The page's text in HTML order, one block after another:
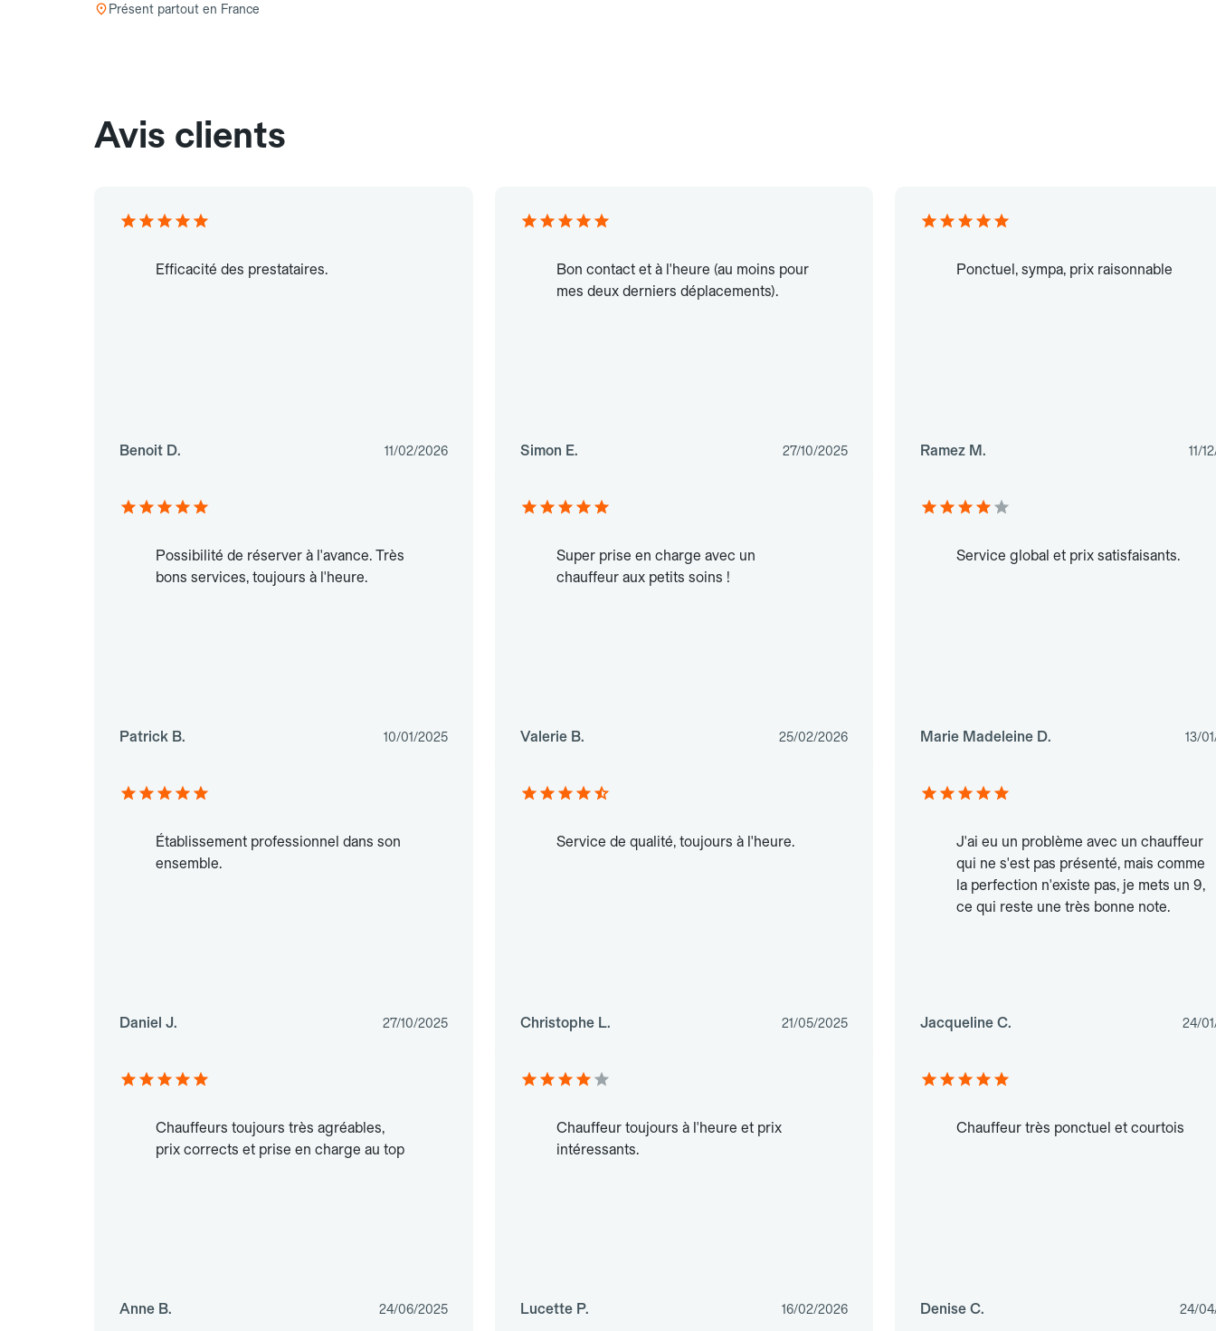
Présent partout en France
Avis clients
Efficacité des prestataires.
Benoit D. 11/02/2026
Bon contact et à l'heure (au moins pour
mes deux derniers déplacements).
Simon E. 27/10/2025
Ponctuel, sympa, prix raisonnable
Ramez M. 11/
Possibilité de réserver à l'avance. Très
bons services, toujours à l'heure.
Patrick B. 10/01/2025
Super prise en charge avec un
chauffeur aux petits soins !
Valerie B. 25/02/2026
Service global et prix satisfaisants.
Marie Madeleine D. 13/
Établissement professionnel dans son
ensemble.
Daniel J. 27/10/2025
Service de qualité, toujours à l'heure.
Christophe L. 21/05/2025
J'ai eu un problème avec un chauffeur
qui ne s'est pas présenté, mais comme
la perfection n'existe pas, je mets un 9,
ce qui reste une très bonne note.
Jacqueline C. 24/
Chauffeurs toujours très agréables,
prix corrects et prise en charge au top
Anne B. 24/06/2025
Chauffeur toujours à l'heure et prix
intéressants.
Lucette P. 16/02/2026
Chauffeur très ponctuel et courtois
Denise C. 24/